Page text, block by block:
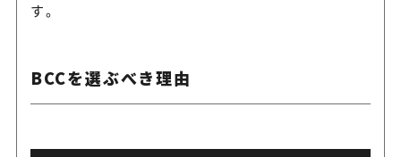
す。
BCCを選ぶべき理由